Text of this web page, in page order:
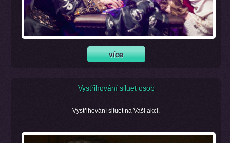
Vystřihování siluet osob
Vystřihování siluet na Vaši akci.